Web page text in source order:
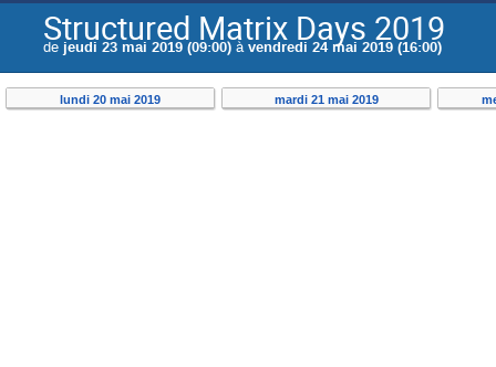
Structured Matrix Days 2019
de jeudi 23 mai 2019 (09:00) àvendredi 24 mai 2019 (16:00)
lundi 20 mai 2019 mardi 21 mai 2019